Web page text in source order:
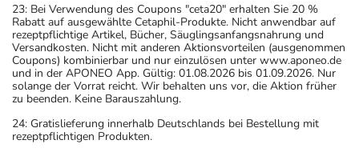
23: Bei Verwendung des Coupons "ceta20" erhalten Sie 20 %
Rabatt auf ausgewählte Cetaphil-Produkte. Nicht anwendbar auf
rezeptpflichtige Artikel, Bücher, Säuglingsanfangsnahrung und
Versandkosten. Nicht mit anderen Aktionsvorteilen (ausgenommen
Coupons) kombinierbar und nur einzulösen unter www.aponeo.de
und in der APONEO App. Gültig: 01.08.2026 bis 01.09.2026. Nur
solange der Vorrat reicht. Wir behalten uns vor, die Aktion früher
zu beenden. Keine Barauszahlung.
24: Gratislieferung innerhalb Deutschlands bei Bestellung mit
rezeptpflichtigen Produkten.